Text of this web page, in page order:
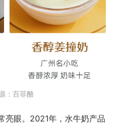
：百菲酪
亮眼。2021年，水牛奶产品